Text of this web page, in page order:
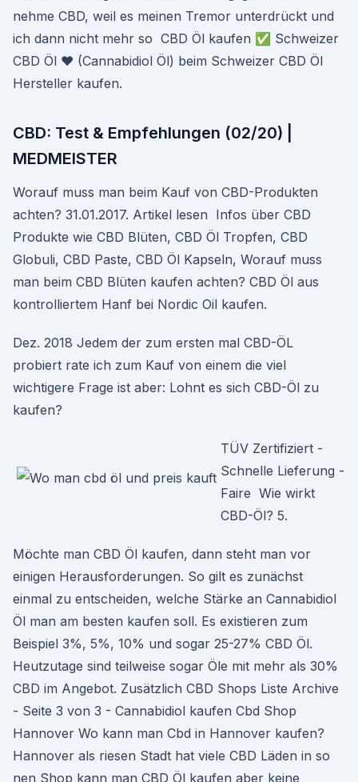
nehme CBD, weil es meinen Tremor unterdrückt und
ich dann nicht mehr so CBD Öl kaufen ✅ Schweizer
CBD Öl ❤ (Cannabidiol Öl) beim Schweizer CBD Öl
Hersteller kaufen.
CBD: Test & Empfehlungen (02/20) |
MEDMEISTER
Worauf muss man beim Kauf von CBD-Produkten
achten? 31.01.2017. Artikel lesen Infos über CBD
Produkte wie CBD Blüten, CBD Öl Tropfen, CBD
Globuli, CBD Paste, CBD Öl Kapseln, Worauf muss
man beim CBD Blüten kaufen achten? CBD Öl aus
kontrolliertem Hanf bei Nordic Oil kaufen.
Dez. 2018 Jedem der zum ersten mal CBD-ÖL
probiert rate ich zum Kauf von einem die viel
wichtigere Frage ist aber: Lohnt es sich CBD-Öl zu
kaufen?
TÜV Zertifiziert -
Schnelle Lieferung -
Faire Wie wirkt
CBD-Öl? 5.
Möchte man CBD Öl kaufen, dann steht man vor
einigen Herausforderungen. So gilt es zunächst
einmal zu entscheiden, welche Stärke an Cannabidiol
Öl man am besten kaufen soll. Es existieren zum
Beispiel 3%, 5%, 10% und sogar 25-27% CBD Öl.
Heutzutage sind teilweise sogar Öle mit mehr als 30%
CBD im Angebot. Zusätzlich CBD Shops Liste Archive
- Seite 3 von 3 - Cannabidiol kaufen Cbd Shop
Hannover Wo kann man Cbd in Hannover kaufen?
Hannover als riesen Stadt hat viele CBD Läden in so
nen Shop kann man CBD Öl kaufen aber keine